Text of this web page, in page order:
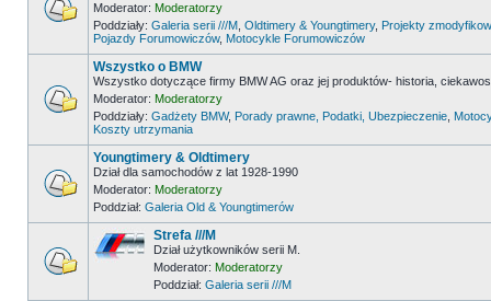
Moderator: Moderatorzy
Poddziały: Galeria serii ///M Oldtimery & Youngtimery, Projekty
Pojazdy Forumowiczów, Motocykle Forumowiczów
Wszystko o BMW
Wszystko dotyczące firmy BMW AG oraz jej produktów- historia,
Moderator: Moderatorzy
Poddziały: Gadżety BMW, Porady prawne, Podatki, Ubezpieczenie
Koszty utrzymania
Youngtimery & Oldtimery
Dział dla samochodów z lat 1928-1990
Moderator: Moderatorzy
Poddział: Galeria Old & Youngtimerów
Strefa ///M
Dział użytkowników serii M.
Moderator: Moderatorzy
Poddział: Galeria serii ///M